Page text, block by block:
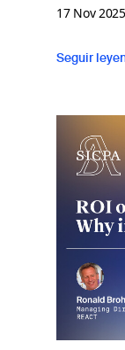
17 Nov 2025
Seguir